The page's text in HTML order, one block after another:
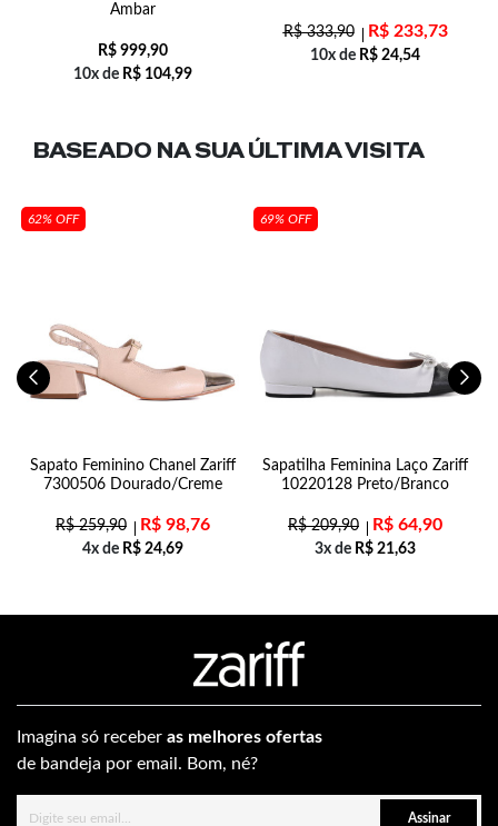
Ambar
R$ 999,90
10x de R$ 104,99
R$333,90 R$233,73
10x de R$ 24,54
BASEADO NA SUAÚLTIMA VISITA
62% OFF
Sapato Feminino Chanel Zariff
7300506 Dourado/Creme
R$259,90 R$ 98,76
4x de R$ 24,69
69% OFF
Sapatilha Feminina Laço Zariff
10220128 Preto/Branco
R$209,90 R$ 64,90
3x de R$ 21,63
Imagina só receber as melhores ofertas
de bandeja por email. Bom, né?
Assinar